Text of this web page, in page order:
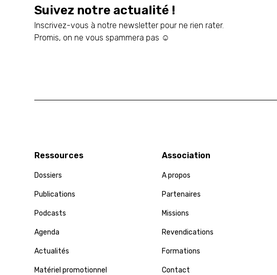
Suivez notre actualité !
Inscrivez-vous à notre newsletter pour ne rien rater.
Promis, on ne vous spammera pas ☺️
Ressources
Dossiers
Publications
Podcasts
Agenda
Actualités
Matériel promotionnel
Association
A propos
Partenaires
Missions
Revendications
Formations
Contact